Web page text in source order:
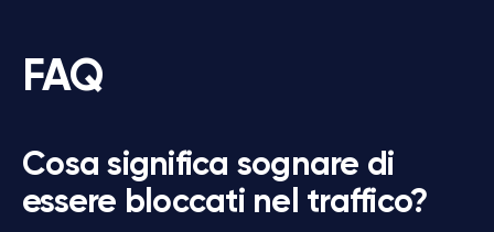
FAQ
Cosa significa sognare di
essere bloccati nel traffico?